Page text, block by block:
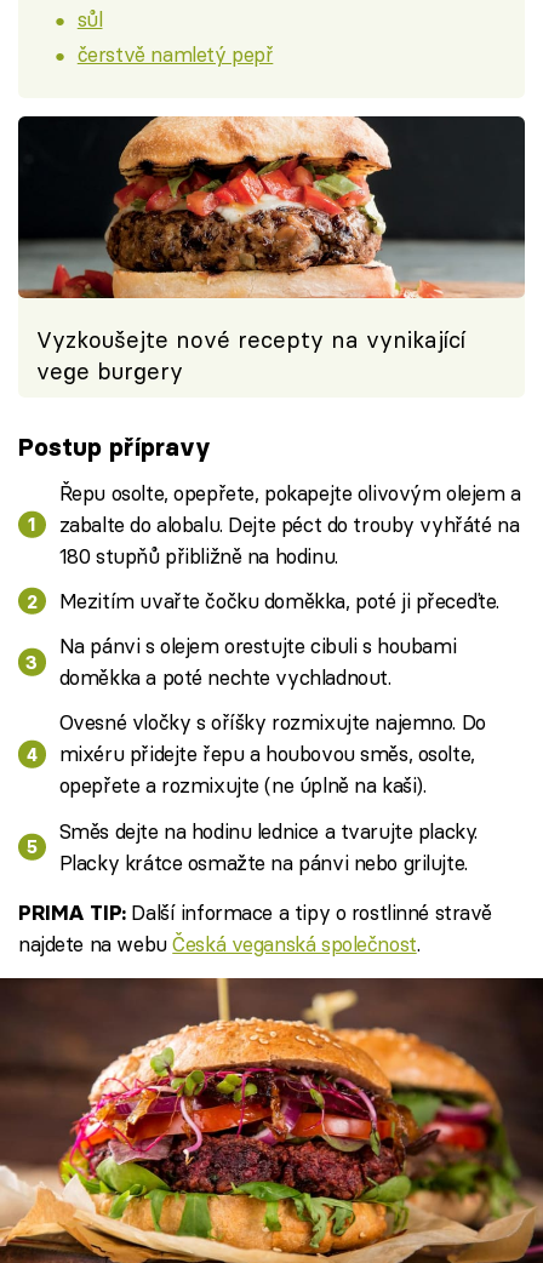
sůl
čerstvě namletý pepř
Vyzkoušejte nové recepty na vynikající
vege burgery
Postup přípravy
Řepu osolte, opepřete, pokapejte olivovým olejem a
zabalte do alobalu. Dejte péct do trouby vyhřáté na
180 stupňů přibližně na hodinu.
Mezitím uvařte čočku doměkka, poté ji přeceďte.
Na pánvi s olejem orestujte cibuli s houbami
doměkka a poté nechte vychladnout.
Ovesné vločky s oříšky rozmixujte najemno. Do
mixéru přidejte řepu a houbovou směs, osolte,
opepřete a rozmixujte (ne úplně na kaši).
Směs dejte na hodinu lednice a tvarujte placky.
Placky krátce osmažte na pánvi nebo grilujte.
PRIMA TIP:Další informace a tipy o rostlinné stravě
najdete na webuČeská veganská společnost.